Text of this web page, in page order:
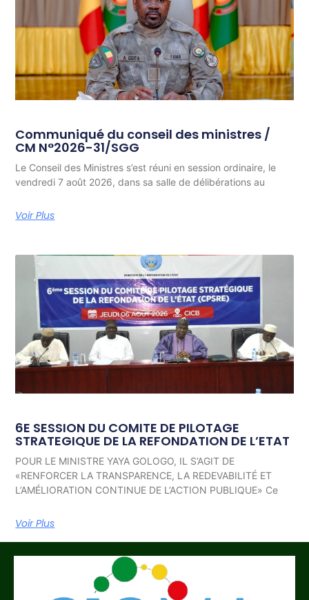
Communiqué du conseil des ministres /
CM N°2026-31/SGG
Le Conseil des Ministres s’est réuni en session ordinaire, le
vendredi 7 août 2026, dans sa salle de délibérations au
Voir Plus
6E SESSION DU COMITE DE PILOTAGE
STRATEGIQUE DE LA REFONDATION DE L’ETAT
POUR LE MINISTRE YAYA GOLOGO, IL S’AGIT DE
«RENFORCER LA TRANSPARENCE, LA REDEVABILITÉ ET
L’AMÉLIORATION CONTINUE DE L’ACTION PUBLIQUE» Ce
Voir Plus